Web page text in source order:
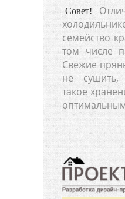
Совет!
семейство
том числе
Свежие
не сушить,
такое